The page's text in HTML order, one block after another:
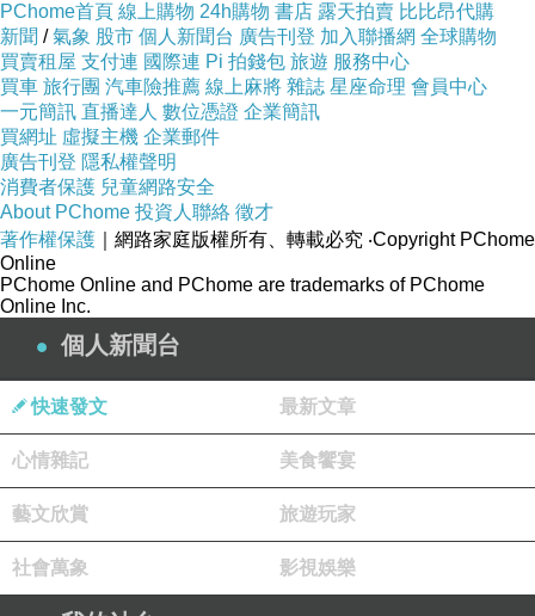
意組合，選擇自己鍾愛的顏色和感覺，把一顆顆
珠子串搭起來，就成為屬於自己的精彩繽紛的首
飾！自由組合搭配的DIY模式和低廉的價格是我
們的特色。您可以根據自己的喜好，隨心組裝出
一條與眾不同SOUFEEL手鍊。用26個字母可以
拼出自己的名字或者喜歡的英文縮寫，用金屬的
Charms可以組合出華麗的古典風格手鍊， 隨您
組合，多一點自由的嘗試，透過想像力，將各種
不同類型的珠子組合在一起，設計出屬於自己的
飾品。
首飾,首飾品牌 項鍊品牌,項鍊飾品
鍊,手鍊品牌 手鍊品牌推薦,手鍊串珠
PChome首頁 線上購物 24h購物 書店 露天拍賣 比比昂代購
新聞 /氣象 股市 個人新聞台 廣告刊登 加入聯播網 全球購物
買賣租屋 支付連 國際連 Pi 拍錢包 旅遊 服務中心
買車 旅行團 汽車險推薦 線上麻將 雜誌 星座命理 會員中心
一元簡訊 直播達人 數位憑證 企業簡訊
買網址 虛擬主機 企業郵件
廣告刊登 隱私權聲明
消費者保護 兒童網路安全
About PChome 投資人聯絡 徵才
著作權保護 ｜網路家庭版權所有、轉載必究 ‧Copyright PChome
Online
PChome Online and PChome are trademarks of PChome
Online Inc.
個人新聞台
快速發文 最新文章
心情雜記 美食饗宴
藝文欣賞 旅遊玩家
社會萬象 影視娛樂